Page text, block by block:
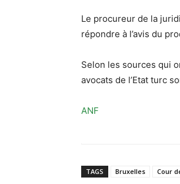
Le procureur de la
répondre à l’avis du
Selon les sources qui
avocats de l’Etat turc
ANF
TAGS Bruxelles Cour